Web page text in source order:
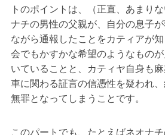
トのポイントは、（正直、あまり
ナチの男性の父親が、自分の息子
ながら通報したことをカティアが
会でもかすかな希望のようなもの
いていることと、カティヤ自身も
車に関わる証言の信憑性を疑われ
無罪となってしまうことです。
このパートでも、たとえばネオナ